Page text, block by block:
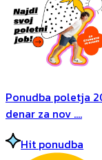
Ponudba poletja
denar za nov ....
Hit ponudba